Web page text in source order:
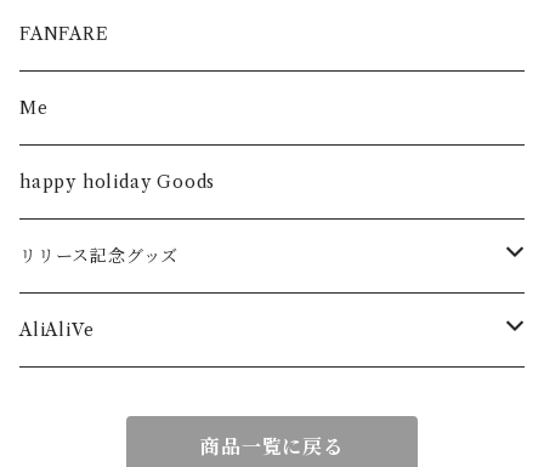
FANFARE
Me
happy holiday Goods
リリース記念グッズ
シンデレラストーリー
AliAliVe
商品一覧に戻る